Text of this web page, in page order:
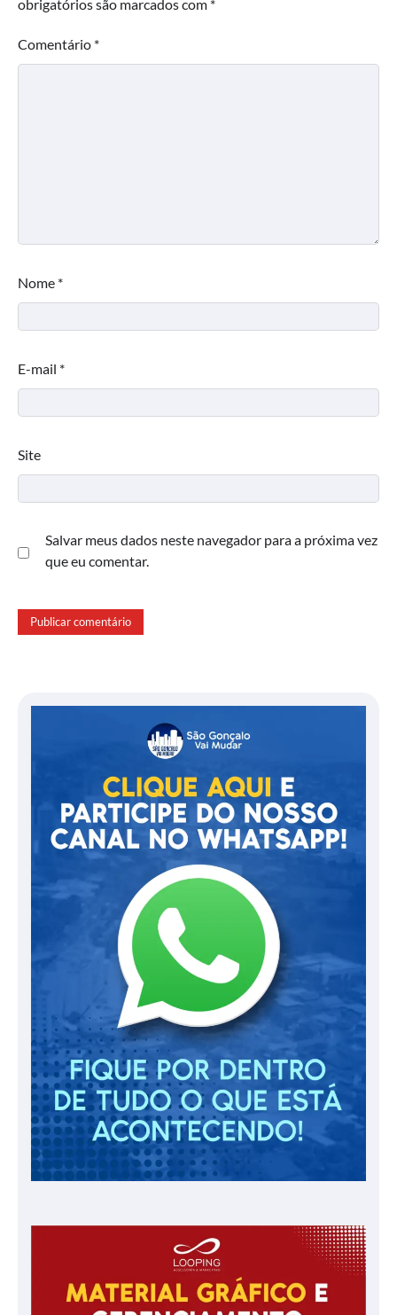
obrigatórios são marcados com *
Comentário *
Nome *
E-mail *
Site
Salvar meus dados neste navegador para a próxima vez
que eu comentar.